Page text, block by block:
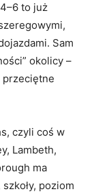
to już
Sam
okolicy –
przeciętne
czyli coś w
Lambeth,
ma
poziom